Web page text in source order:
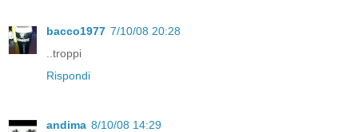
bacco1977 7/10/08 20:28
..troppi
Rispondi
andima 8/10/08 14:29